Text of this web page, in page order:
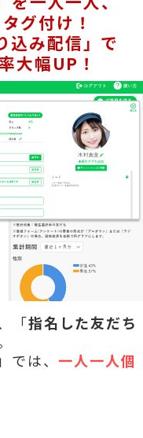
グ付け！
込み配信」で
大幅UP！
「指名した友だち
」では、 一人一人個